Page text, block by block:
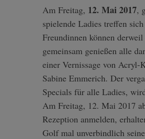
Am Freitag, 12. Mai 2017,
spielende Ladies treffen
Freundinnen können
gemeinsam genießen alle
einer Vernissage von
Sabine Emmerich. Der
Specials für alle Ladies,
Am Freitag, 12. Mai 2017
Rezeption anmelden,
Golf mal unverbindlich